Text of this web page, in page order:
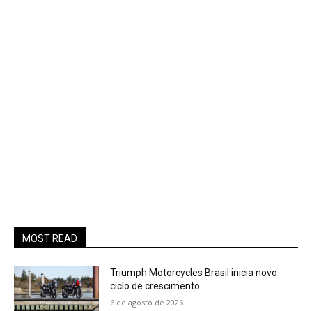
MOST READ
Triumph Motorcycles Brasil inicia novo
ciclo de crescimento
6 de agosto de 2026